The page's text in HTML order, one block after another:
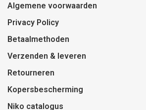
Algemene voorwaarden
Privacy Policy
Betaalmethoden
Verzenden & leveren
Retourneren
Kopersbescherming
Niko catalogus